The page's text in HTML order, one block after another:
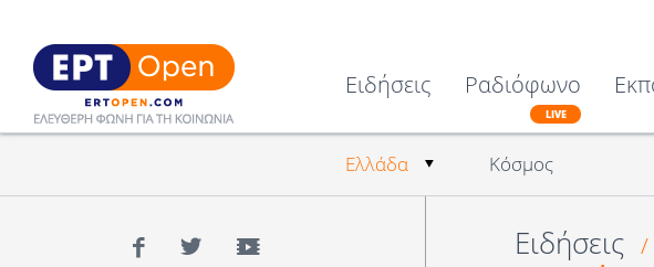
Ειδήσεις
Ελλάδα Κόσμος
Ραδιόφωνο
LIVE
Ειδήσεις /
Facebook
TwitterYouTube